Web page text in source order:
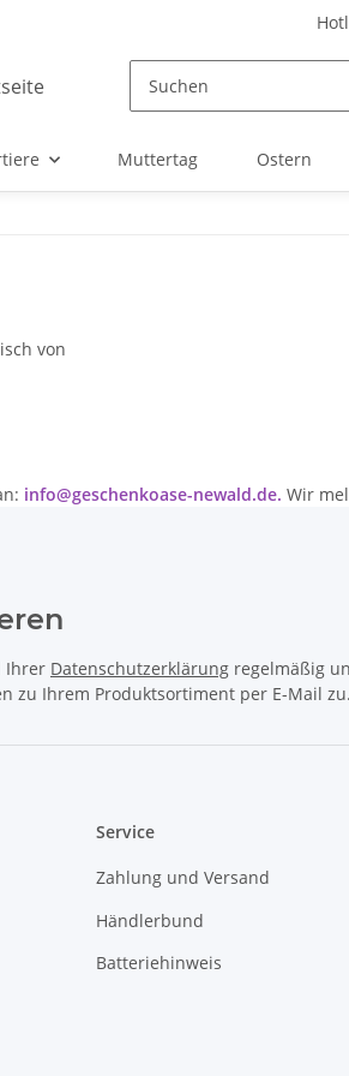
Muttertag Ostern
von
info@geschenkoase-newald.de. Wir
Ihrer Datenschutzerklärung regelmäßig
zu Ihrem Produktsortiment per E-Mail zu.
Service
Zahlung und Versand
Händlerbund
Batteriehinweis